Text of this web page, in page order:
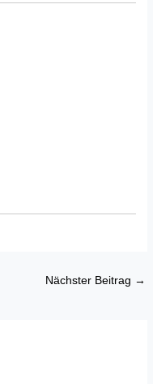
Nächster Beitrag →